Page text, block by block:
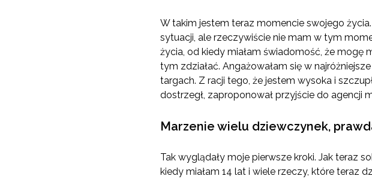
W takim jestem teraz momencie swojego
sytuacji, ale rzeczywiście nie mam w tym
życia, od kiedy miałam świadomość, że mogę
tym zdziałać. Angażowałam się w
targach. Z racji tego, że jestem wysoka i
dostrzegł, zaproponował przyjście do agencji
Marzenie wielu dziewczynek,
Tak wyglądały moje pierwsze kroki. Jak teraz
kiedy miałam 14 lat i wiele rzeczy, które teraz